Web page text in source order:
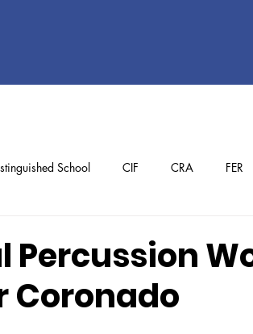
School CIF CRA FER
Percussion
Coronado